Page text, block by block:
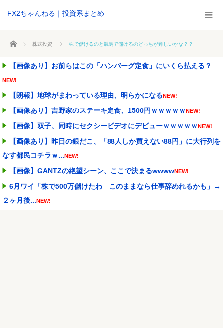
FX2ちゃんねる｜投資系まとめ
ホーム 株式投資 株で儲けるのと競馬で儲けるのどっちが難しいかな？？
【画像あり】お前らはこの「ハンバーグ定食」にいくら払える？
NEW!
【朗報】地球がまわっている理由、明らかになるNEW!
【画像あり】吉野家のステーキ定食、1500円ｗｗｗｗｗNEW!
【画像】双子、同時にセクシービデオにデビューｗｗｗｗｗNEW!
【画像あり】昨日の銀だこ、「88人しか買えない88円」に大行列を
なす都民コチラｗ...NEW!
【画像】GANTZの絶望シーン、ここで決まるwwwwNEW!
6月ワイ「株で500万儲けたわ このままなら仕事辞めれるかも」→
２ヶ月後...NEW!